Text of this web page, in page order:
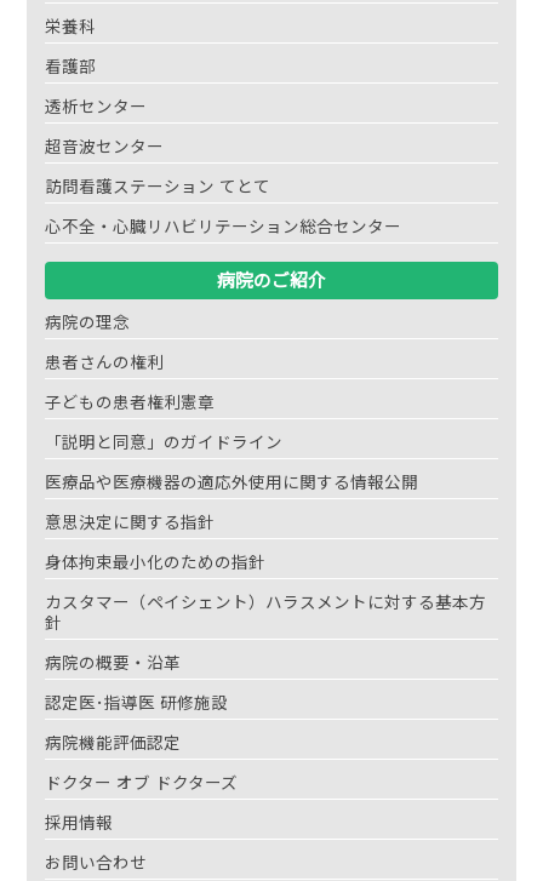
栄養科
看護部
透析センター
超音波センター
訪問看護ステーション てとて
心不全・心臓リハビリテーション総合センター
病院のご紹介
病院の理念
患者さんの権利
子どもの患者権利憲章
「説明と同意」のガイドライン
医療品や医療機器の適応外使用に関する情報公開
意思決定に関する指針
身体拘束最小化のための指針
カスタマー（ペイシェント）ハラスメントに対する基本方
針
病院の概要・沿革
認定医･指導医 研修施設
病院機能評価認定
ドクター オブ ドクターズ
採用情報
お問い合わせ